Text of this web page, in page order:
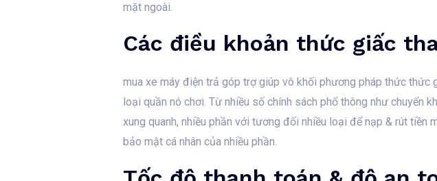
mặt ngoài.
Các điều khoản thức giấc
mua xe máy điện trả góp trợ giúp vô khối phương pháp thức thức
loại quần nó chơi. Từ nhiều số chính sách phổ thông như chuyển
xung quanh, nhiều phần với tương đối nhiều loại để nạp & rút
bảo mật cá nhân của nhiều phần.